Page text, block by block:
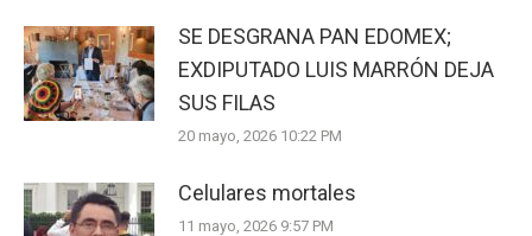
SE DESGRANA PAN EDOMEX;
EXDIPUTADO LUIS MARRÓN DEJA
SUS FILAS
20 mayo, 2026 10:22 PM
Celulares mortales
11 mayo, 2026 9:57 PM